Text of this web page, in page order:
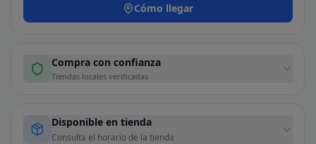
Cómo llegar
Compra con confianza
Tiendas locales verificadas
Disponible en tienda
Consulta el horario de la tienda